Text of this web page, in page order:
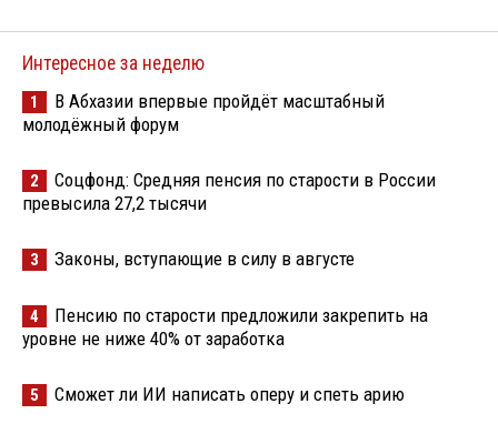
Интересное за неделю
1
В Абхазии впервые пройдёт масштабный
молодёжный форум
2
Соцфонд: Средняя пенсия по старости в России
превысила 27,2 тысячи
3 Законы, вступающие в силу в августе
4
Пенсию по старости предложили закрепить на
уровне не ниже 40% от заработка
5 Сможет ли ИИ написать оперу и спеть арию